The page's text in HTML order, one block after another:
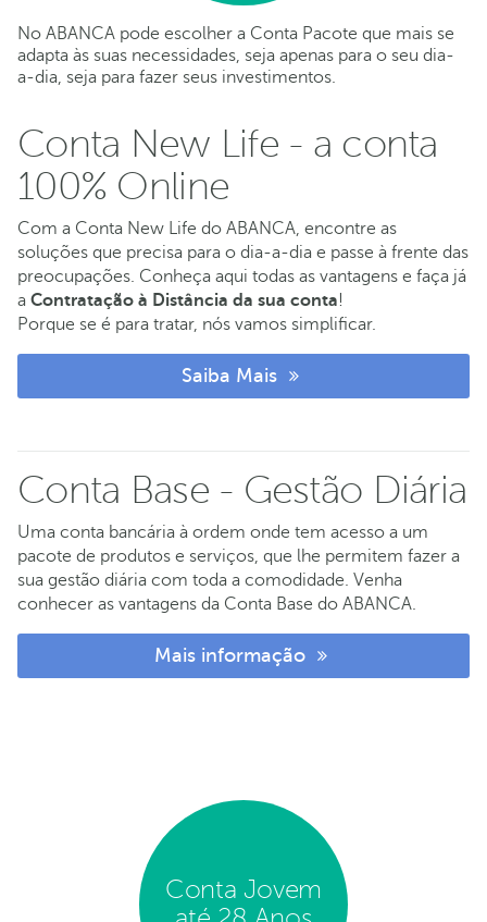
No ABANCA pode escolher a Conta Pacote que mais se
adapta às suas necessidades, seja apenas para o seu dia-
a-dia, seja para fazer seus investimentos.
Conta New Life - a conta
100% Online
Com a Conta New Life do ABANCA, encontre as
soluções que precisa para o dia-a-dia e passe à frente das
preocupações. Conheça aqui todas as vantagens e faça já
a Contratação à Distância da sua conta!
Porque se é para tratar, nós vamos simplificar.
Saiba Mais
Conta Base - Gestão Diária
Uma conta bancária à ordem onde tem acesso a um
pacote de produtos e serviços, que lhe permitem fazer a
sua gestão diária com toda a comodidade. Venha
conhecer as vantagens da Conta Base do ABANCA.
Mais informação
Conta Jovem